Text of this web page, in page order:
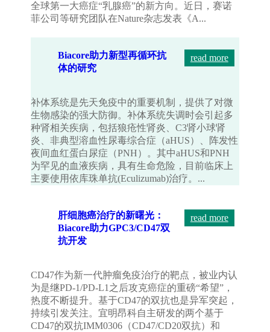
全球第一大癌症“乳腺癌”的新方向。近日，赛诺
菲公司等研究团队在Nature杂志发表《A...
Biacore助力新型再循环抗
体的研究
补体系统是先天免疫中的重要机制，提供了对微
生物感染的强大防御。补体系统失调时会引起多
种肾相关疾病，包括狼疮性肾炎、C3肾小球肾
炎、非典型溶血性尿毒综合症（aHUS）、阵发性
夜间血红蛋白尿症（PNH）。其中aHUS和PNH
为罕见的血液疾病，具有生命危险，目前临床上
主要使用依库珠单抗(Eculizumab)治疗。...
read more
肝细胞癌治疗的新曙光：
Biacore助力GPC3/CD47双
抗开发
CD47作为新一代肿瘤免疫治疗的靶点，被业内认
为是继PD-1/PD-L1之后攻克癌症的重磅“希望”，
热度不断提升。基于CD47的双抗也是异军突起，
持续引发关注。宜明昂科自主研发的两个基于
CD47的双抗IMM0306（CD47/CD20双抗）和
read more